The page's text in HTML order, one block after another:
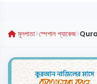
মূলপাতা স্পেশাল প্যাকেজ